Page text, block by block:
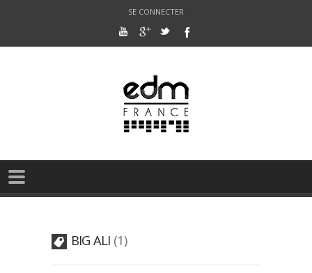
SE CONNECTER
BIG ALI 1